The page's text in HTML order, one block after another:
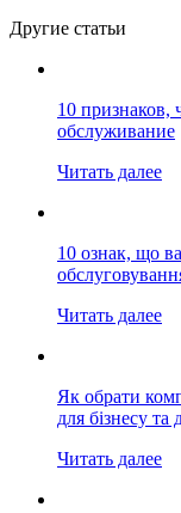
Другие статьи
10 признаков,
обслуживание
Читать далее
10 ознак, що
Читать далее
Як обрати
для бізнесу та
Читать далее